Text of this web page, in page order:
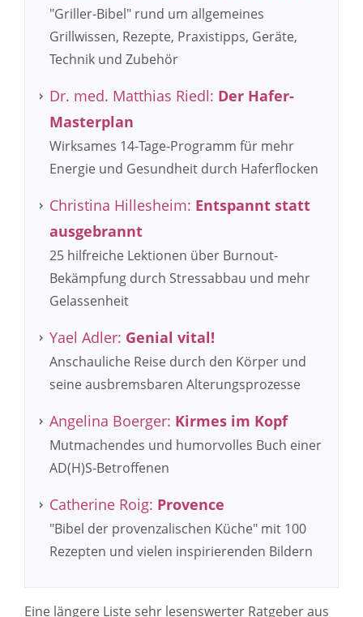
"Griller-Bibel" rund um allgemeines
Grillwissen, Rezepte, Praxistipps, Geräte,
Technik und Zubehör
Dr. med. Matthias Riedl: Der Hafer-
Masterplan
Wirksames 14-Tage-Programm für mehr
Energie und Gesundheit durch Haferflocken
Christina Hillesheim: Entspannt statt
ausgebrannt
25 hilfreiche Lektionen über Burnout-
Bekämpfung durch Stressabbau und mehr
Gelassenheit
Yael Adler: Genial vital!
Anschauliche Reise durch den Körper und
seine ausbremsbaren Alterungsprozesse
Angelina Boerger: Kirmes im Kopf
Mutmachendes und humorvolles Buch einer
AD(H)S-Betroffenen
Catherine Roig: Provence
"Bibel der provenzalischen Küche" mit 100
Rezepten und vielen inspirierenden Bildern
Eine längere Liste sehr lesenswerter Ratgeber aus